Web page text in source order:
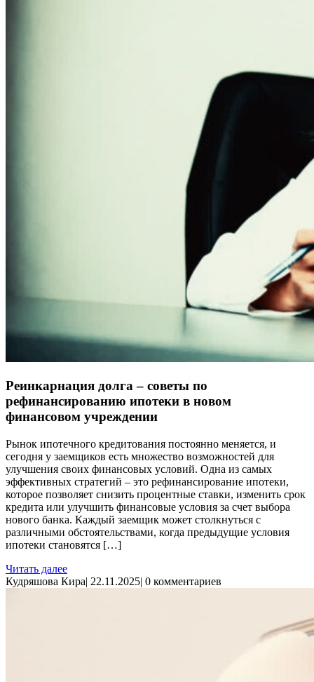
Реинкарнация долга – советы по
рефинансированию ипотеки в новом
финансовом учреждении
Рынок ипотечного кредитования постоянно меняется, и
сегодня у заемщиков есть множество возможностей для
улучшения своих финансовых условий. Одна из самых
эффективных стратегий – это рефинансирование ипотеки,
которое позволяет снизить процентные ставки, изменить срок
кредита или улучшить финансовые условия за счет выбора
нового банка. Каждый заемщик может столкнуться с
различными обстоятельствами, когда предыдущие условия
ипотеки становятся […]
Читать далее
Кудряшова Кира| 22.11.2025| 0 комментариев